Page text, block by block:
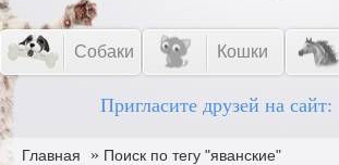
Собаки Кошки
Пригласите друзей на сайт:
Главная » Поиск по тегу "яванские"